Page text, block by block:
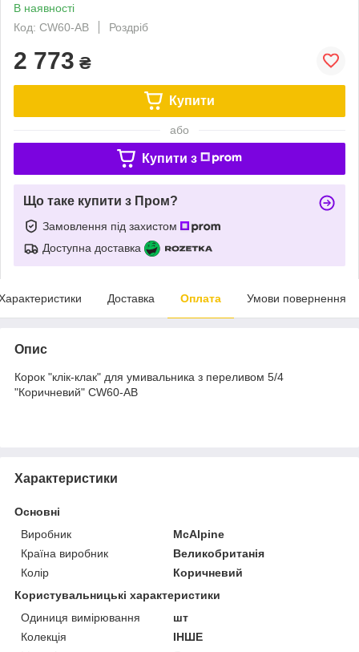
В наявності
Код: CW60-AB
Роздріб
2 773 ₴
Купити
або
Купити з
Що таке купити з Пром?
Замовлення під захистом
Доступна доставка
Доставка Оплата Умови повернення
Опис
Корок "клік-клак" для умивальника з переливом 5/4
"Коричневий" CW60-АВ
Характеристики
Основні
Виробник
McAlpine
Країна виробник
Великобританія
Колір
Коричневий
Користувальницькі характеристики
Одиниця вимірювання
шт
Колекція
ІНШЕ